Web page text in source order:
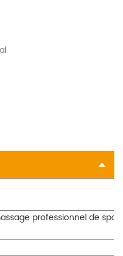
professionnel de